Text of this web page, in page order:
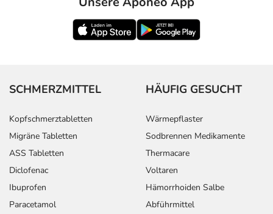
SCHMERZMITTEL
Kopfschmerztabletten
Migräne Tabletten
ASS Tabletten
Diclofenac
Ibuprofen
Paracetamol
HÄUFIG GESUCHT
Wärmepflaster
Sodbrennen Medikamente
Thermacare
Voltaren
Hämorrhoiden Salbe
Abführmittel